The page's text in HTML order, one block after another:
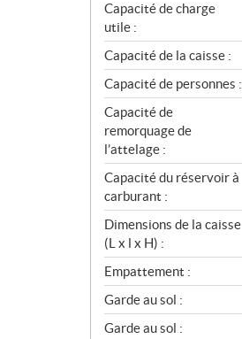
Capacité de charge
utile :
Capacité de la caisse :
Capacité de personnes :
Capacité de
remorquage de
l’attelage :
Capacité du réservoir à
carburant :
Dimensions de la caisse
(L x l x H) :
Empattement :
Garde au sol :
Garde au sol :